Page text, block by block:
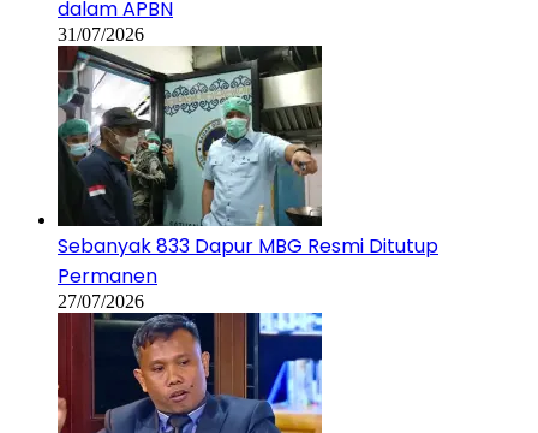
dalam APBN
31/07/2026
Sebanyak 833 Dapur MBG Resmi Ditutup
Permanen
27/07/2026